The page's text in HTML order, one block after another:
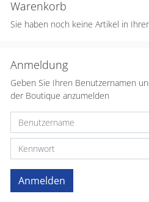
Warenkorb
Sie haben noch keine Artikel in
Anmeldung
Geben Sie Ihren Benutzernamen
der Boutique anzumelden